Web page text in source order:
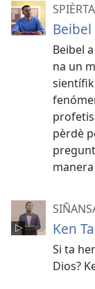
Beibel
na un
pèrdè
Ken
Si ta
Dios?